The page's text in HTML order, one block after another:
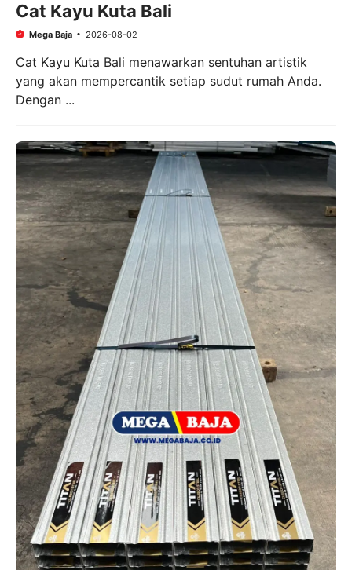
Cat Kayu Kuta Bali
Mega Baja 2026-08-02
Cat Kayu Kuta Bali menawarkan sentuhan artistik
yang akan mempercantik setiap sudut rumah Anda.
Dengan ...